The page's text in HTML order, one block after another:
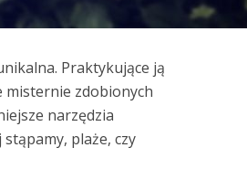
Praktykujące ją
misternie zdobionych
narzędzia
plaże, czy